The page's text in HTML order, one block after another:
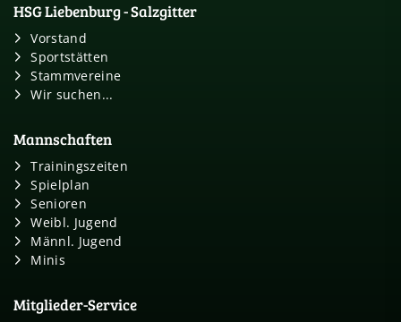
HSG Liebenburg - Salzgitter
Vorstand
Sportstätten
Stammvereine
Wir suchen...
Mannschaften
Trainingszeiten
Spielplan
Senioren
Weibl. Jugend
Männl. Jugend
Minis
Mitglieder-Service